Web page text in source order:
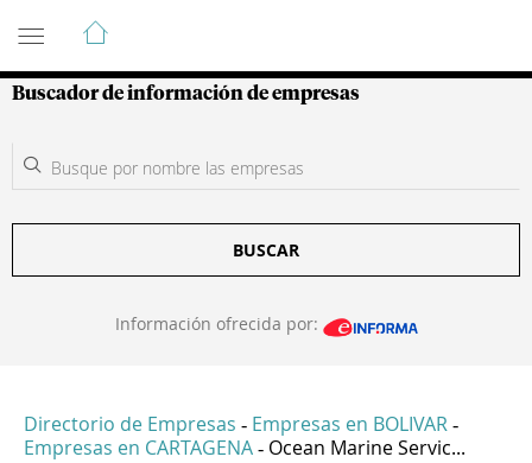
Guía de Empresas Colombianas
Buscador de información de empresas
BUSCAR
Información ofrecida por:
Directorio de Empresas - Empresas en BOLIVAR -
Empresas en CARTAGENA - Ocean Marine Servic...